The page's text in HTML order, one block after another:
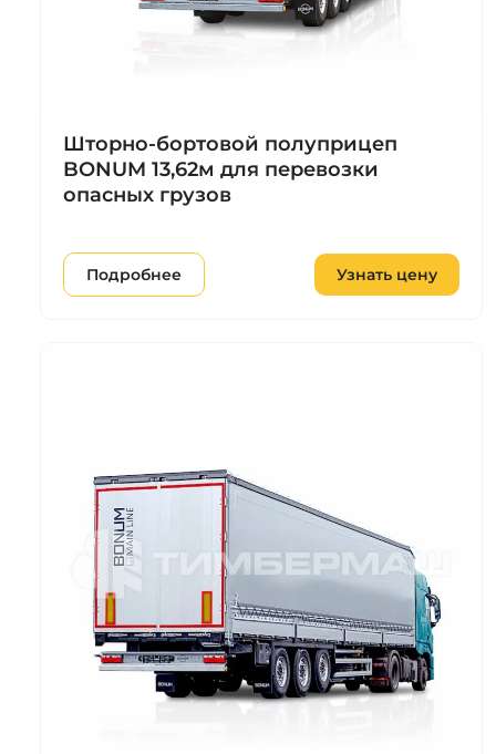
Шторно-бортовой полуприцеп
BONUM 13,62м для перевозки
опасных грузов
Подробнее Узнать цену